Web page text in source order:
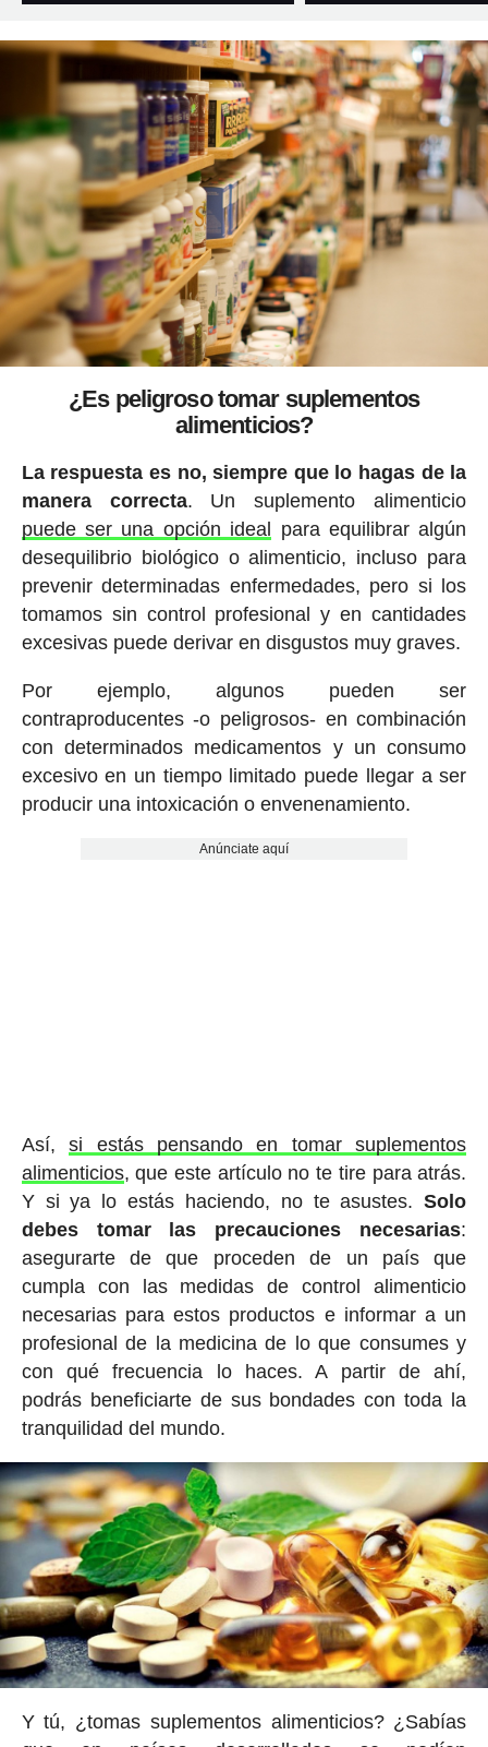
¿Es peligroso tomar suplementos
alimenticios?
La respuesta es no, siempre que lo hagas de la
manera correcta. Un suplemento alimenticio
puede ser una opción ideal
para equilibrar algún
desequilibrio biológico o alimenticio, incluso para
prevenir determinadas enfermedades, pero si los
tomamos sin control profesional y en cantidades
excesivas puede derivar en disgustos muy graves.
Por ejemplo, algunos pueden ser
contraproducentes -o peligrosos- en combinación
con determinados medicamentos y un consumo
excesivo en un tiempo limitado puede llegar a ser
producir una intoxicación o envenenamiento.
Anúnciate aquí
Así,si estás pensando en tomar suplementos
alimenticios, que este artículo no te tire para atrás.
Y si ya lo estás haciendo, no te asustes.Solo
debes tomar las precauciones necesarias:
asegurarte de que proceden de un país que
cumpla con las medidas de control alimenticio
necesarias para estos productos e informar a un
profesional de la medicina de lo que consumes y
con qué frecuencia lo haces. A partir de ahí,
podrás beneficiarte de sus bondades con toda la
tranquilidad del mundo.
Y tú, ¿tomas suplementos alimenticios? ¿Sabías